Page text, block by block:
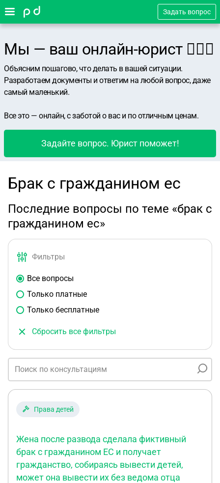
Задать вопрос
Мы — ваш онлайн-юрист 👨🏻‍⚖️
Объясним пошагово, что делать в вашей ситуации.
Разработаем документы и ответим на любой вопрос, даже
самый маленький.
Все это — онлайн, с заботой о вас и по отличным ценам.
Задайте вопрос. Юрист поможет!
Брак с гражданином ес
Последние вопросы по теме «брак с
гражданином ес»
Фильтры
Все вопросы
Только платные
Только бесплатные
Сбросить все фильтры
Права детей
Жена после развода сделала фиктивный
брак с гражданином ЕС и получает
гражданство, собираясь вывести детей,
может она вывести их без ведома отца